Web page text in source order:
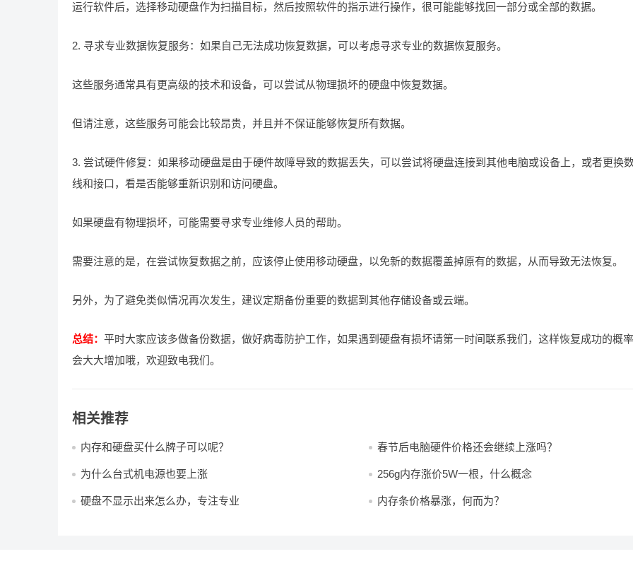
运行软件后，选择移动硬盘作为扫描目标，然后按照软件的指示进行操作，很可能能够找回一部分或全部的数据。
2. 寻求专业数据恢复服务：如果自己无法成功恢复数据，可以考虑寻求专业的数据恢复服务。
这些服务通常具有更高级的技术和设备，可以尝试从物理损坏的硬盘中恢复数据。
但请注意，这些服务可能会比较昂贵，并且并不保证能够恢复所有数据。
3. 尝试硬件修复：如果移动硬盘是由于硬件故障导致的数据丢失，可以尝试将硬盘连接到其他电脑或设备上，或者更换
线和接口，看是否能够重新识别和访问硬盘。
如果硬盘有物理损坏，可能需要寻求专业维修人员的帮助。
需要注意的是，在尝试恢复数据之前，应该停止使用移动硬盘，以免新的数据覆盖掉原有的数据，从而导致无法恢复。
另外，为了避免类似情况再次发生，建议定期备份重要的数据到其他存储设备或云端。
总结： 平时大家应该多做备份数据，做好病毒防护工作，如果遇到硬盘有损坏请第一时间联系我们，这样恢复成功的概
会大大增加哦，欢迎致电我们。
相关推荐
内存和硬盘买什么牌子可以呢？ 春节后电脑硬件价格还会继续上涨吗？
为什么台式机电源也要上涨 256g内存涨价5W一根，什么概念
硬盘不显示出来怎么办，专注专业 内存条价格暴涨，何而为？